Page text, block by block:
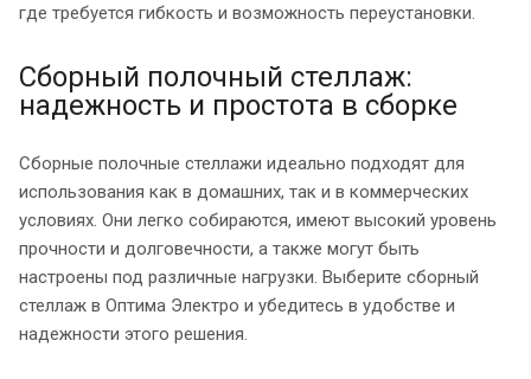
где требуется гибкость и возможность переустановки.
Сборный полочный стеллаж:
надежность и простота в сборке
Сборные полочные стеллажи идеально подходят для
использования как в домашних, так и в коммерческих
условиях. Они легко собираются, имеют высокий уровень
прочности и долговечности, а также могут быть
настроены под различные нагрузки. Выберите сборный
стеллаж в Оптима Электро и убедитесь в удобстве и
надежности этого решения.